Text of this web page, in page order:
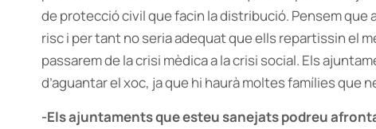
de protecció civil que facin la distribució. Pensem
risc i per tant no seria adequat que ells repartissin el
passarem de la crisi mèdica a la crisi social. Els
d’aguantar el xoc, ja que hi haurà moltes famílies que
-Els ajuntaments que esteu sanejats podreu